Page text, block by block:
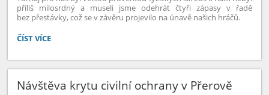
příliš milosrdný a museli jsme odehrát čtyři zápasy v řadě
bez přestávky, což se v závěru projevilo na únavě našich hráčů.
OKRSKOVÉ
V
MINIFOTBALE:
ČÍST VÍCE
Návštěva krytu civilní ochrany v Přerově